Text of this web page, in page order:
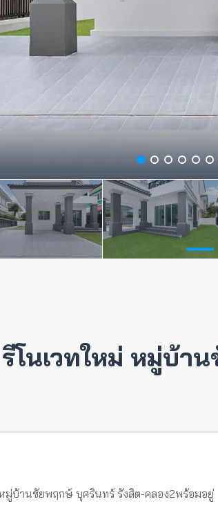
โนเวทใหม่ หมู่บ้
หมู่บ้านชัยพฤกษ์ บุศรินทร์ รังสิต-คลอง2พร้อมอยู่